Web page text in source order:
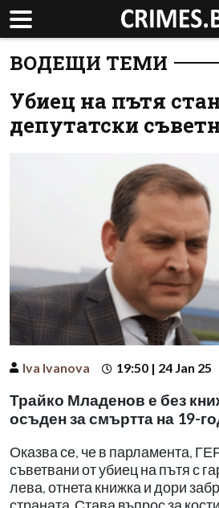
ВОДЕЩИ ТЕМИ
Убиец на пътя
депутатски
Iva Ivanova 19:50 | 24 Jan 25
Трайко Младенов е без
осъден за смъртта на 19-
Оказва се, че в парламента,
съветвани от убиец на пътя с
лева, отнета книжка и дори